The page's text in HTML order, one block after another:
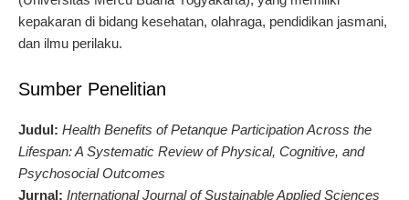
kepakaran di bidang kesehatan, olahraga, pendidikan jasmani,
dan ilmu perilaku.
Sumber Penelitian
Judul: Health Benefits of Petanque Participation Across the
Lifespan: A Systematic Review of Physical, Cognitive, and
Psychosocial Outcomes
Jurnal: International Journal of Sustainable Applied Sciences